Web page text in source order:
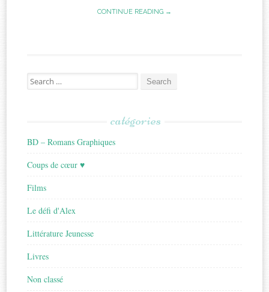
CONTINUE READING →
Search
for:
catégories
BD – Romans Graphiques
Coups de cœur ♥
Films
Le défi d'Alex
Littérature Jeunesse
Livres
Non classé